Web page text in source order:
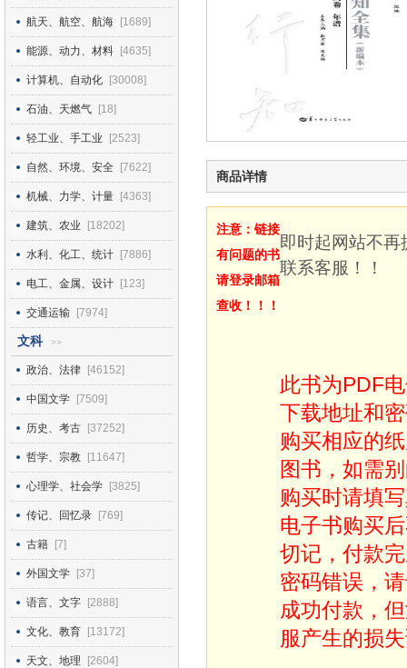
航天、航空、航海 [1689]
能源、动力、材料 [4635]
计算机、自动化 [30008]
石油、天燃气 [18]
轻工业、手工业 [2523]
自然、环境、安全 [7622]
机械、力学、计量 [4363]
建筑、农业 [18202]
水利、化工、统计 [7886]
电工、金属、设计 [123]
交通运输 [7974]
文科 >>
政治、法律 [46152]
中国文学 [7509]
历史、考古 [37252]
哲学、宗教 [11647]
心理学、社会学 [3825]
传记、回忆录 [769]
古籍 [7]
外国文学 [37]
语言、文字 [2888]
文化、教育 [13172]
天文、地理 [2604]
商品详情
注意：链接
有问题的书
请登录邮箱
查收！！！
即时起网站不
联系客服！！
此书为PDF
下载地址和
购买相应的
图书，如需
购买时请填
电子书购买
切记，付款
密码错误，
成功付款，
服产生的损